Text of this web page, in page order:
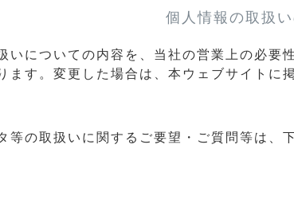
個人情報の取扱
いについての内容を、当社の営業上の必
ます。変更した場合は、本ウェブサイト
等の取扱いに関するご要望・ご質問等は、